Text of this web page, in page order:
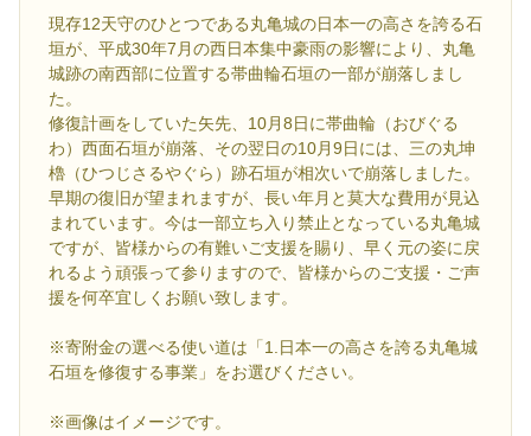
現存12天守のひとつである丸亀城の日本一の高さを誇る石
垣が、平成30年7月の西日本集中豪雨の影響により、丸亀
城跡の南西部に位置する帯曲輪石垣の一部が崩落しまし
た。
修復計画をしていた矢先、10月8日に帯曲輪（おびぐる
わ）西面石垣が崩落、その翌日の10月9日には、三の丸坤
櫓（ひつじさるやぐら）跡石垣が相次いで崩落しました。
早期の復旧が望まれますが、長い年月と莫大な費用が見込
まれています。今は一部立ち入り禁止となっている丸亀城
ですが、皆様からの有難いご支援を賜り、早く元の姿に戻
れるよう頑張って参りますので、皆様からのご支援・ご声
援を何卒宜しくお願い致します。
※寄附金の選べる使い道は「1.日本一の高さを誇る丸亀城
石垣を修復する事業」をお選びください。
※画像はイメージです。